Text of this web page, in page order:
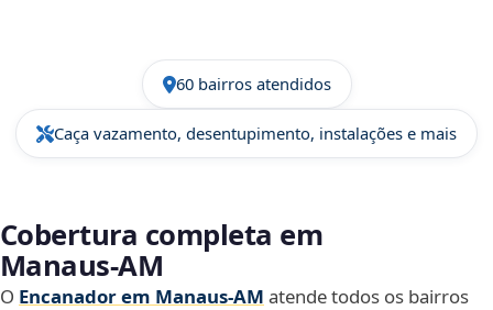
60 bairros atendidos
Caça vazamento, desentupimento, instalações e mais
Cobertura completa em
Manaus‑AM
O Encanador em Manaus‑AM atende todos os bairros